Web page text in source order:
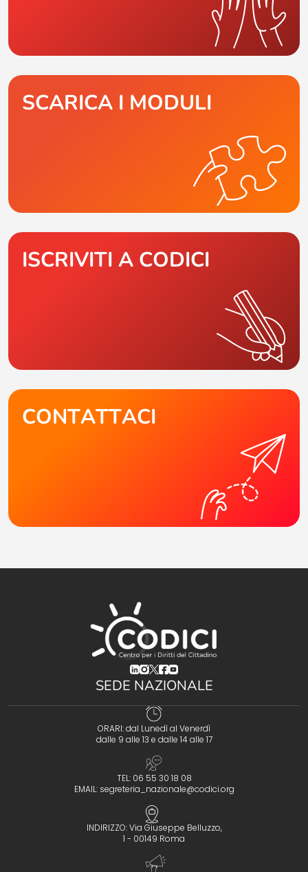
SCARICA I MODULI
ISCRIVITI A CODICI
CONTATTACI
(opens in a new tab)
(opens in a new tab)
(opens in a new tab)
(opens in a new tab)
(opens in a new tab)
SEDE NAZIONALE
ORARI: dal Lunedì al Venerdì
dalle 9 alle 13 e dalle 14 alle 17
TEL: 06 55 30 18 08
EMAIL: segreteria_nazionale@codici.org
INDIRIZZO: Via Giuseppe Belluzzo,
1 - 00149 Roma